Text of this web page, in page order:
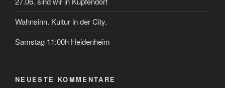
Wahnsinn. Kultur in der City.
Samstag 11:00h Heidenheim
NEUESTE KOMMENTARE